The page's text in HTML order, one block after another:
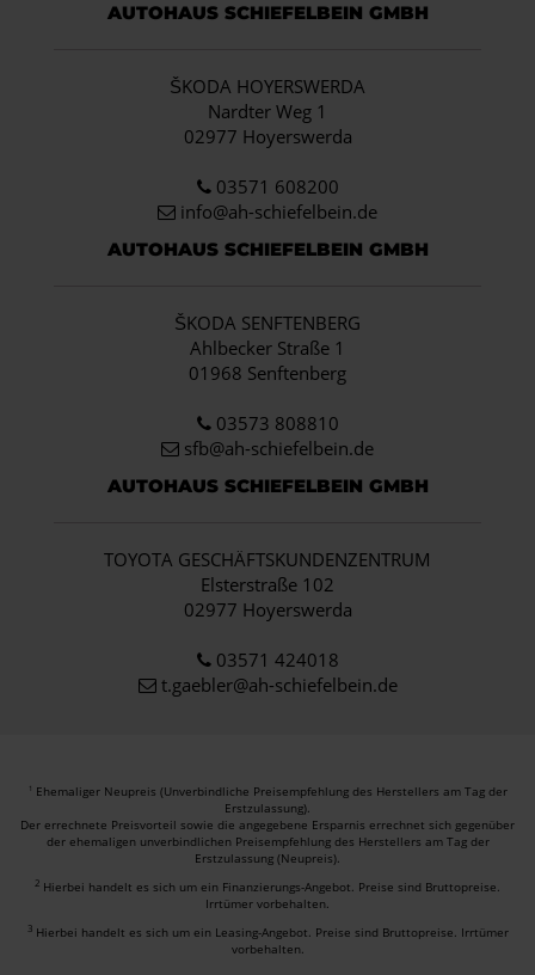
AUTOHAUS SCHIEFELBEIN GMBH
ŠKODA HOYERSWERDA
Nardter Weg 1
02977 Hoyerswerda
03571 608200
info@ah-schiefelbein.de
AUTOHAUS SCHIEFELBEIN GMBH
ŠKODA SENFTENBERG
Ahlbecker Straße 1
01968 Senftenberg
03573 808810
sfb@ah-schiefelbein.de
AUTOHAUS SCHIEFELBEIN GMBH
TOYOTA GESCHÄFTSKUNDENZENTRUM
Elsterstraße 102
02977 Hoyerswerda
03571 424018
t.gaebler@ah-schiefelbein.de
1 Ehemaliger Neupreis (Unverbindliche Preisempfehlung des Herstellers am Tag der
Erstzulassung).
Der errechnete Preisvorteil sowie die angegebene Ersparnis errechnet sich gegenüber
der ehemaligen unverbindlichen Preisempfehlung des Herstellers am Tag der
Erstzulassung (Neupreis).
2 Hierbei handelt es sich um ein Finanzierungs-Angebot. Preise sind Bruttopreise.
Irrtümer vorbehalten.
3 Hierbei handelt es sich um ein Leasing-Angebot. Preise sind Bruttopreise. Irrtümer
vorbehalten.